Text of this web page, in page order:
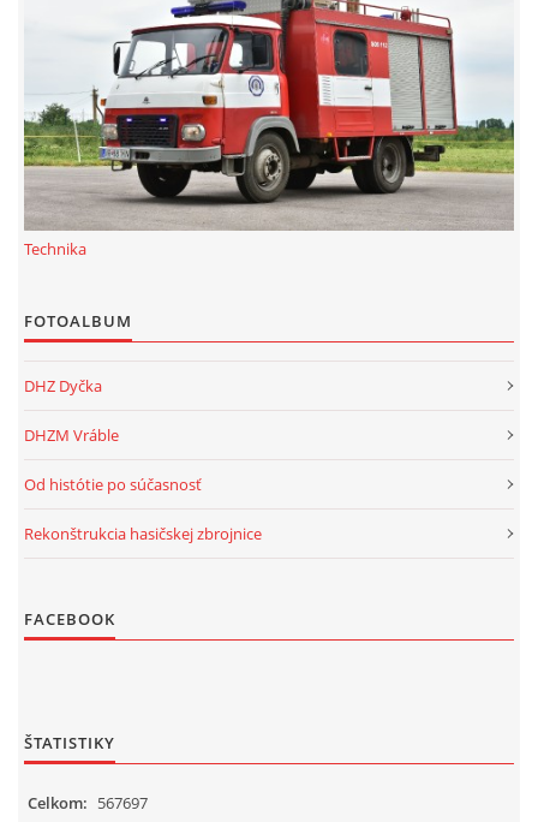
Technika
FOTOALBUM
DHZ Dyčka
DHZM Vráble
Od histótie po súčasnosť
Rekonštrukcia hasičskej zbrojnice
FACEBOOK
ŠTATISTIKY
Celkom: 567697